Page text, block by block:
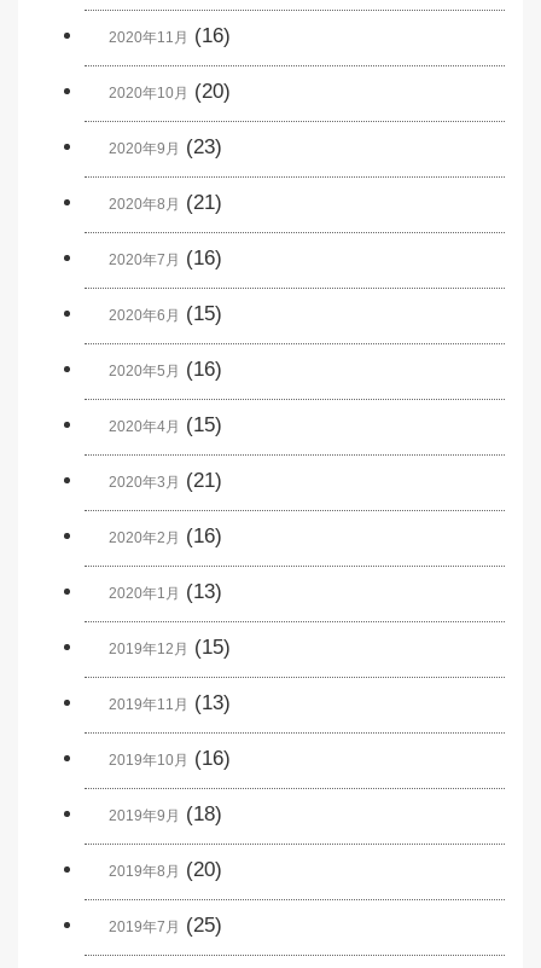
2020年11月 (16)
2020年10月 (20)
2020年9月 (23)
2020年8月 (21)
2020年7月 (16)
2020年6月 (15)
2020年5月 (16)
2020年4月 (15)
2020年3月 (21)
2020年2月 (16)
2020年1月 (13)
2019年12月 (15)
2019年11月 (13)
2019年10月 (16)
2019年9月 (18)
2019年8月 (20)
2019年7月 (25)